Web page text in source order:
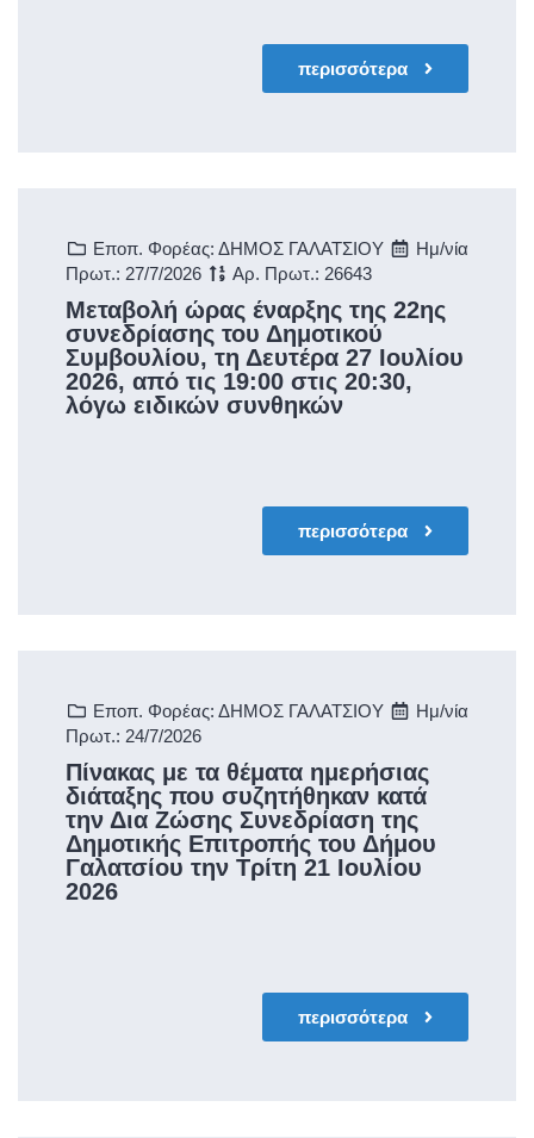
περισσότερα
Εποπ. Φορέας: ΔΗΜΟΣ ΓΑΛΑΤΣΙΟΥ
Ημ/νία
Πρωτ.: 27/7/2026
Αρ. Πρωτ.: 26643
Μεταβολή ώρας έναρξης της 22ης
συνεδρίασης του Δημοτικού
Συμβουλίου, τη Δευτέρα 27 Ιουλίου
2026, από τις 19:00 στις 20:30,
λόγω ειδικών συνθηκών
περισσότερα
Εποπ. Φορέας: ΔΗΜΟΣ ΓΑΛΑΤΣΙΟΥ
Ημ/νία
Πρωτ.: 24/7/2026
Πίνακας με τα θέματα ημερήσιας
διάταξης που συζητήθηκαν κατά
την Δια Ζώσης Συνεδρίαση της
Δημοτικής Επιτροπής του Δήμου
Γαλατσίου την Τρίτη 21 Ιουλίου
2026
περισσότερα